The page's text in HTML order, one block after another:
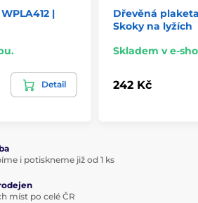
|
Detail
Dřevěná
Skoky na lyžích
Skladem v e-
242 Kč
i potiskneme již od 1 ks
míst po celé ČR